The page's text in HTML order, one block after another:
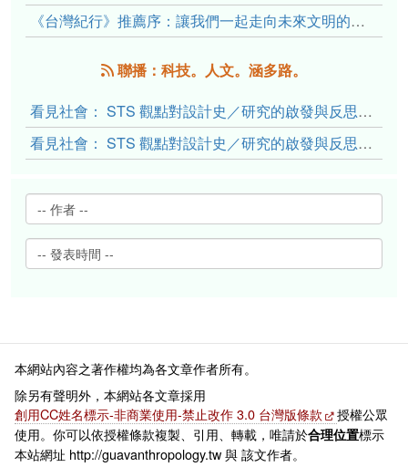
《台灣紀行》推薦序：讓我們一起走向未來文明的備忘錄
聯播：科技。人文。涵多路。
看見社會： STS 觀點對設計史／研究的啟發與反思（下）
看見社會： STS 觀點對設計史／研究的啟發與反思（上）
本網站內容之著作權均為各文章作者所有。
除另有聲明外，本網站各文章採用
創用CC姓名標示-非商業使用-禁止改作 3.0 台灣版條款
授權公眾
使用。你可以依授權條款複製、引用、轉載，唯請於合理位置標示
本站網址 http://guavanthropology.tw 與 該文作者。